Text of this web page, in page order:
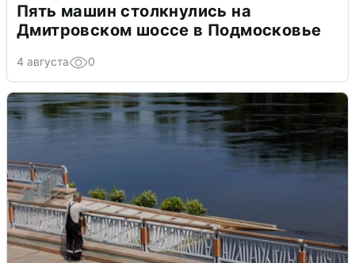
Пять машин столкнулись на
Дмитровском шоссе в Подмосковье
4 августа 0